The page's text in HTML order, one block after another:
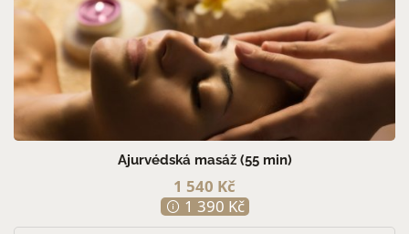
Ajurvédská masáž (55 min)
1 540 Kč
1 390 Kč